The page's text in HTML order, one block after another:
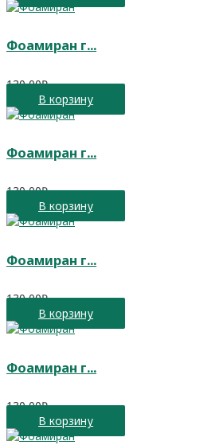
Фоамиран г...
130,00₽
В корзину
Фоамиран г...
130,00₽
В корзину
Фоамиран г...
130,00₽
В корзину
Фоамиран г...
130,00₽
В корзину